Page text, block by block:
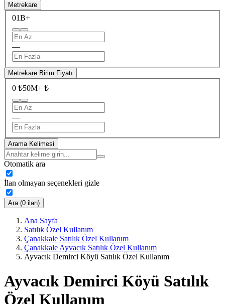
Metrekare
01B+
—
Metrekare Birim Fiyatı
0 ₺50M+ ₺
—
Arama Kelimesi
Otomatik ara
İlan olmayan seçenekleri gizle
Ara (0 ilan)
Ana Sayfa
Satılık Özel Kullanım
Çanakkale Satılık Özel Kullanım
Çanakkale Ayvacık Satılık Özel Kullanım
Ayvacık Demirci Köyü Satılık Özel Kullanım
Ayvacık Demirci Köyü Satılık
Özel Kullanım